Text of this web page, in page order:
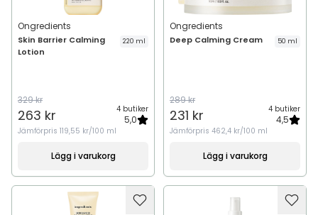
Ongredients
Skin Barrier Calming
Lotion
220 ml
329 kr
263 kr 4 butiker
5,0
Jämförpris 119,55 kr/100 ml
Lägg i varukorg
Ongredients
Deep Calming Cream 50 ml
289 kr
231 kr 4 butiker
4,5
Jämförpris 462,4 kr/100 ml
Lägg i varukorg